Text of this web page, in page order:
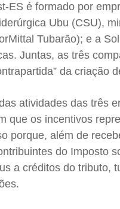
ES é formado por
Ubu (CSU),
Tubarão); e a
Juntas, as três
da criação
atividades das três
que os incentivos
porque, além de
do Imposto
a créditos do tributo,